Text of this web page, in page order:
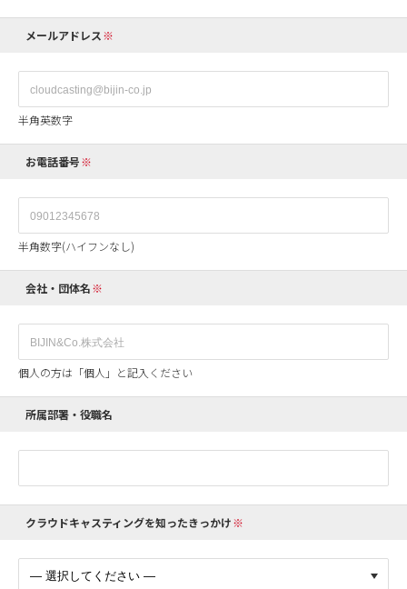
メールアドレス
半角英数字
お電話番号
半角数字(ハイフンなし)
会社・団体名
個人の方は「個人」と記入ください
所属部署・役職名
クラウドキャスティングを知ったきっかけ